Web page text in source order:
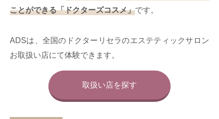
ことができる「ドクターズコスメ」です。
ADSは、全国のドクターリセラのエステティックサロン
お取扱い店にて体験できます。
取扱い店を探す